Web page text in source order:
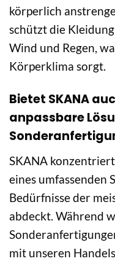
körperlich
schützt die
Wind und Regen,
Körperklima sorgt.
Bietet SKANA
anpassbare
SKANA
eines umfassenden
Bedürfnisse der
abdeckt. Während
mit unseren